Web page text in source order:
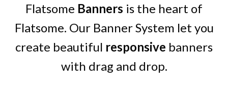
Flatsome Banners is the heart of
Flatsome. Our Banner System let you
create beautiful responsive banners
with drag and drop.